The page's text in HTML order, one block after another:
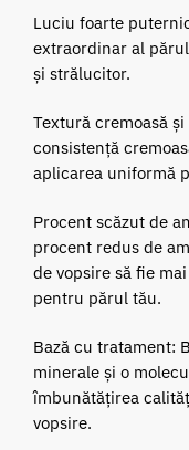
Luciu foarte
extraordinar al
și strălucitor.
Textură cremoasă
consistență
aplicarea uniformă
Procent scăzut de
procent redus de
de vopsire să fie
pentru părul tău.
Bază cu tratament:
minerale și o
îmbunătățirea
vopsire.